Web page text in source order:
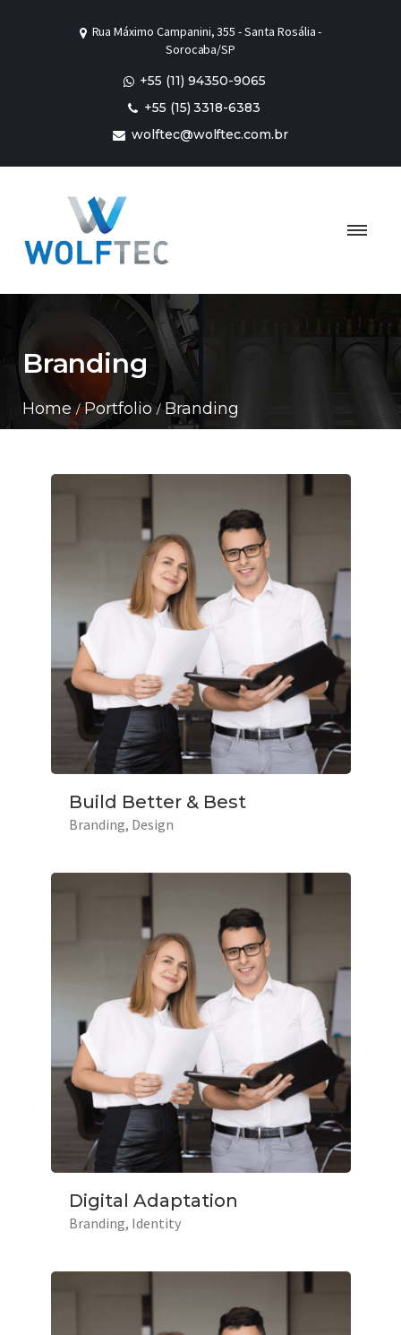
Rua Máximo Campanini, 355 - Santa Rosália -
Sorocaba/SP
+55 (11) 94350-9065
+55 (15) 3318-6383
wolftec@wolftec.com.br
Branding
Home Portfolio Branding
Build Better & Best
Branding Design
Digital Adaptation
Branding Identity